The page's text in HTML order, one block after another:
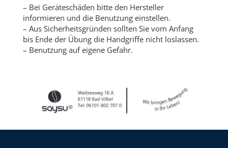
– Bei Geräteschäden bitte den Hersteller
informieren und die Benutzung einstellen.
– Aus Sicherheitsgründen sollten Sie vom Anfang
bis Ende der Übung die Handgriffe nicht loslassen.
– Benutzung auf eigene Gefahr.